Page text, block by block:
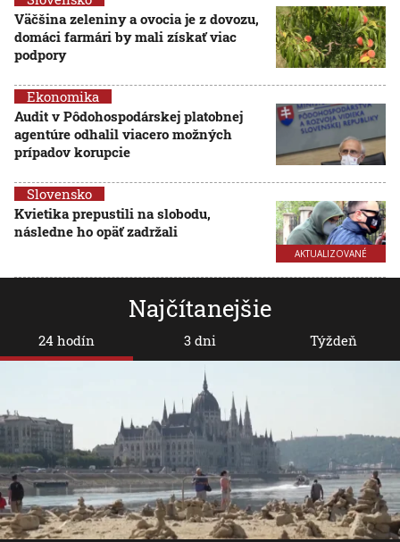
Väčšina zeleniny a ovocia je z dovozu,
domáci farmári by mali získať viac
podpory
Ekonomika
Audit v Pôdohospodárskej platobnej
agentúre odhalil viacero možných
prípadov korupcie
AKTUALIZOVANÉ
Slovensko
Kvietika prepustili na slobodu,
následne ho opäť zadržali
Najčítanejšie
24 hodín 3 dni Týždeň